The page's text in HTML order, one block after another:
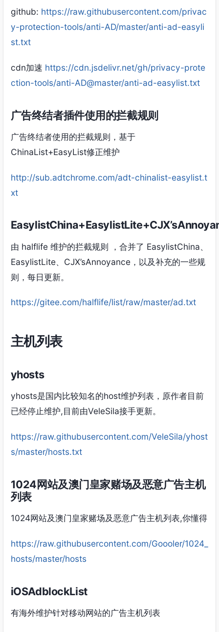
github: https://raw.githubusercontent.com/privac
y-protection-tools/anti-AD/master/anti-ad-easyli
st.txt
cdn加速 https://cdn.jsdelivr.net/gh/privacy-prote
ction-tools/anti-AD@master/anti-ad-easylist.txt
广告终结者插件使用的拦截规则
广告终结者使用的拦截规则，基于
ChinaList+EasyList修正维护
http://sub.adtchrome.com/adt-chinalist-easylist.t
xt
由 halflife 维护的拦截规则 ，合并了 EasylistChina、
EasylistLite、CJX’sAnnoyance，以及补充的一些规
则，每日更新。
https://gitee.com/halflife/list/raw/master/ad.txt
主机列表
yhosts
yhosts是国内比较知名的host维护列表，原作者目前
已经停止维护,目前由VeleSila接手更新。
https://raw.githubusercontent.com/VeleSila/yhost
s/master/hosts.txt
1024网站及澳门皇家赌场及恶意广告主机
列表
1024网站及澳门皇家赌场及恶意广告主机列表,你懂得
https://raw.githubusercontent.com/Goooler/1024_
hosts/master/hosts
iOSAdblockList
有海外维护针对移动网站的广告主机列表